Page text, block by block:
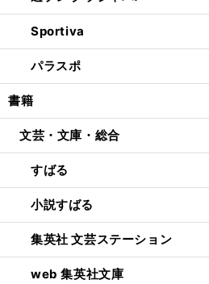
Sportiva
パラスポ
書籍
文芸・文庫・総合
すばる
小説すばる
集英社 文芸ステーション
web 集英社文庫